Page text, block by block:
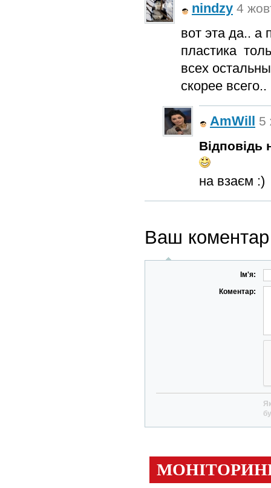
nindzy 4
вот эта да.. а
пластика
всех
скорее всего..
AmWill 5
Відповідь
на взаєм :)
Ваш коментар
Ім'я:
Коментар: